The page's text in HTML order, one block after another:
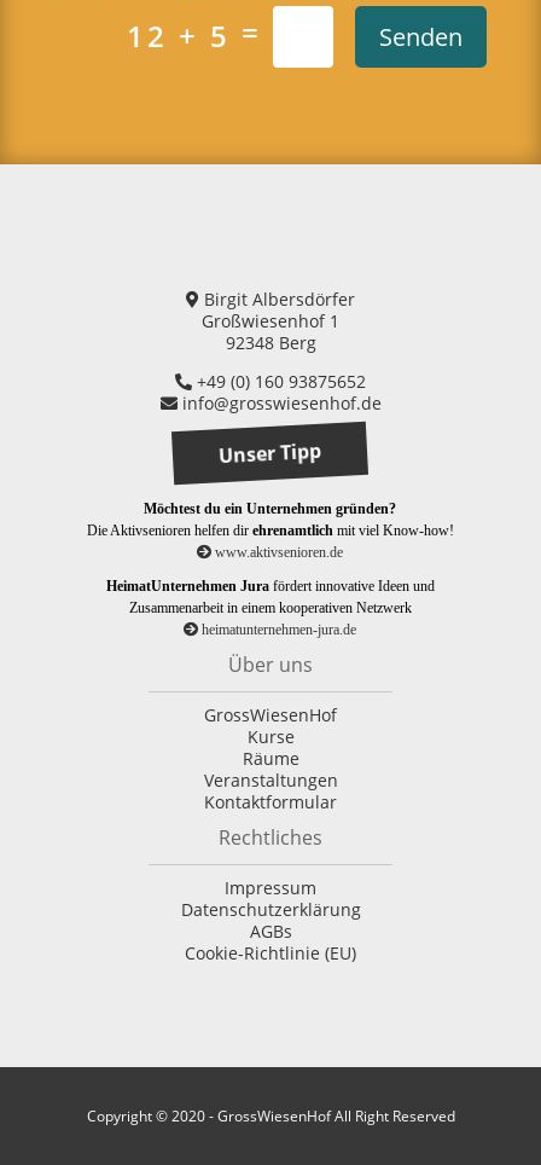
12 + 5 = Senden
Birgit Albersdörfer
Großwiesenhof 1
92348 Berg
+49 (0) 160 93875652
info@grosswiesenhof.de
Unser Tipp
Möchtest du ein Unternehmen gründen?
Die Aktivsenioren helfen dir ehrenamtlichmit viel Know-how!
www.aktivsenioren.de
HeimatUnternehmen Jura fördert innovative Ideen und
Zusammenarbeit in einem kooperativen Netzwerk
heimatunternehmen-jura.de
Über uns
GrossWiesenHof
Kurse
Räume
Veranstaltungen
Kontaktformular
Rechtliches
Impressum
Datenschutzerklärung
AGBs
Cookie-Richtlinie (EU)
Copyright © 2020 - GrossWiesenHof All Right Reserved